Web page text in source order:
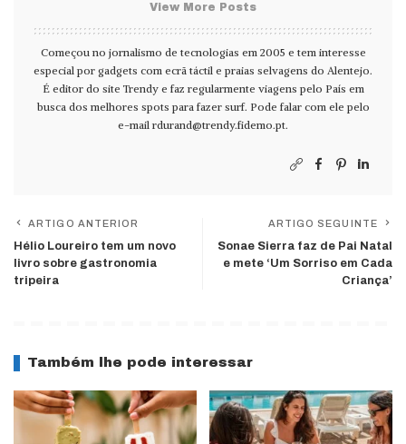
View More Posts
Começou no jornalismo de tecnologias em 2005 e tem interesse
especial por gadgets com ecrã táctil e praias selvagens do Alentejo.
É editor do site Trendy e faz regularmente viagens pelo País em
busca dos melhores spots para fazer surf. Pode falar com ele pelo
e-mail rdurand@trendy.fidemo.pt.
ARTIGO ANTERIOR
Hélio Loureiro tem um novo
livro sobre gastronomia
tripeira
ARTIGO SEGUINTE
Sonae Sierra faz de Pai Natal
e mete ‘Um Sorriso em Cada
Criança’
Também lhe pode interessar